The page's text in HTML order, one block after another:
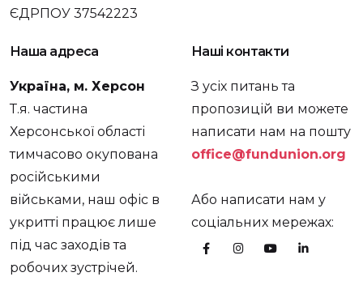
ЄДРПОУ 37542223
Наша адреса
Україна, м. Херсон
Т.я. частина
Херсонської області
тимчасово окупована
російськими
військами, наш офіс в
укритті працює лише
під час заходів та
робочих зустрічей.
Наші контакти
З усіх питань та
пропозицій ви можете
написати нам на пошту
office@fundunion.org
Або написати нам у
соціальних мережах: